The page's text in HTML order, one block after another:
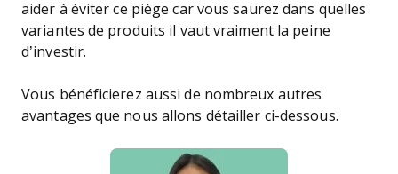
aider à éviter ce piège car vous saurez dans quelles
variantes de produits il vaut vraiment la peine
d’investir.
Vous bénéficierez aussi de nombreux autres
avantages que nous allons détailler ci-dessous.